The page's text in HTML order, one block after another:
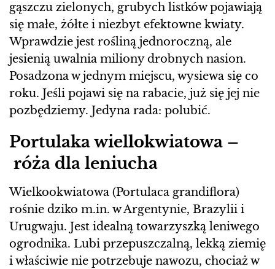
gąszczu zielonych, grubych listków pojawiają
się małe, żółte i niezbyt efektowne kwiaty.
Wprawdzie jest rośliną jednoroczną, ale
jesienią uwalnia miliony drobnych nasion.
Posadzona w jednym miejscu, wysiewa się co
roku. Jeśli pojawi się na rabacie, już się jej nie
pozbędziemy. Jedyna rada: polubić.
Portulaka wiellokwiatowa –
róża dla leniucha
Wielkookwiatowa (Portulaca grandiflora)
rośnie dziko m.in. w Argentynie, Brazylii i
Urugwaju. Jest idealną towarzyszką leniwego
ogrodnika. Lubi przepuszczalną, lekką ziemię
i właściwie nie potrzebuje nawozu, chociaż w